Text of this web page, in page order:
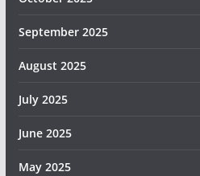
September 2025
August 2025
July 2025
June 2025
May 2025